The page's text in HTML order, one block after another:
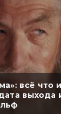
всё что
выхода